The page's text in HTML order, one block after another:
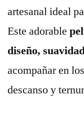
artesanal ideal
Este adorable
diseño,
acompañar en
descanso y